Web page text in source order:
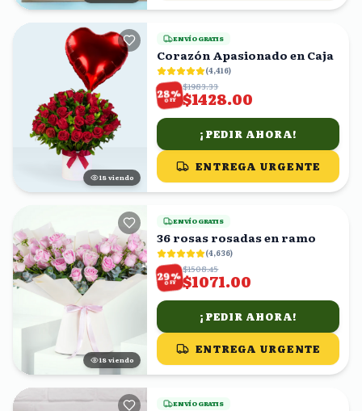
19 viendo
ENVÍO GRATIS
Corazón Apasionado en Caja
(4,416)
28%
OFF
$1983.33
$1428.00
¡PEDIR AHORA!
ENTREGA URGENTE
17 viendo
ENVÍO GRATIS
36 rosas rosadas en ramo
(4,636)
29%
OFF
$1508.45
$1071.00
¡PEDIR AHORA!
ENTREGA URGENTE
ENVÍO GRATIS